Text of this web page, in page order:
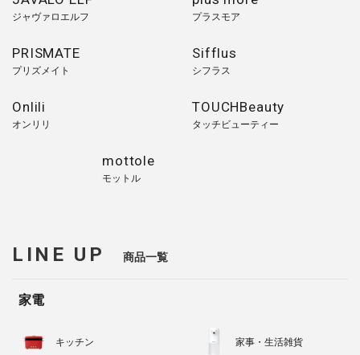
ジャヴァロエルフ プラスモア
PRISMATE
プリズメイト
Sifflus
シフラス
Onlili
オンリリ
TOUCHBeauty
タッチビューティー
mottole
モットル
LINE UP 商品一覧
家電
キッチン 家事・生活雑貨